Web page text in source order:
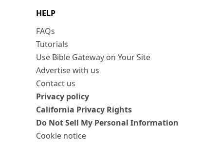
HELP
FAQs
Tutorials
Use Bible Gateway on Your Site
Advertise with us
Contact us
Privacy policy
California Privacy Rights
Do Not Sell My Personal Information
Cookie notice